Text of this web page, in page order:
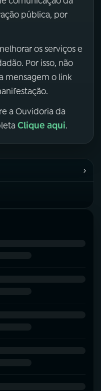
pública, por
os serviços e
Por isso, não
mensagem o link
a Ouvidoria da
Clique aqui.
›